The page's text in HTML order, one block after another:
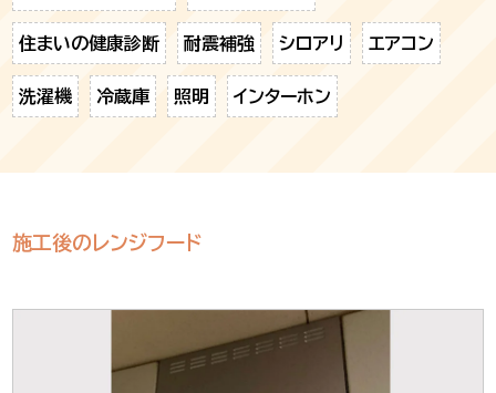
住まいの健康診断 耐震補強 シロアリ エアコン
洗濯機 冷蔵庫 照明 インターホン
施工後のレンジフード